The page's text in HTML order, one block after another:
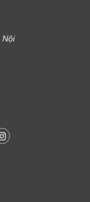
Nội